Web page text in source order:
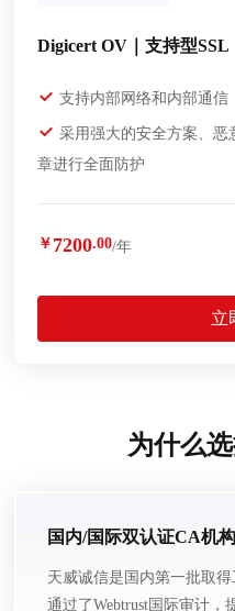
Digicert OV｜支持型SSL
支持内部网络和内部通信
采用强大的安全方案、恶
章进行全面防护
￥ 7200.00/年
立
为什么
国内/国际双认证CA机构
天威诚信是国内第一批取
通过了Webtrust国际审计，